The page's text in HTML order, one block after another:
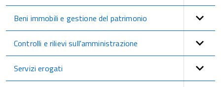
Beni immobili e gestione del patrimonio
Controlli e rilievi sull'amministrazione
Servizi erogati